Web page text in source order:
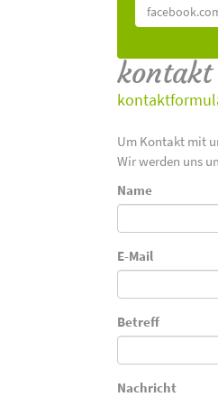
kontakt
Um Kontakt mit
Wir werden uns
Name
E-Mail
Betreff
Nachricht